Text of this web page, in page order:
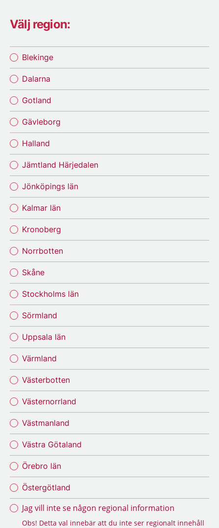
Välj region:
Blekinge
Dalarna
Gotland
Gävleborg
Halland
Jämtland Härjedalen
Jönköpings län
Kalmar län
Kronoberg
Norrbotten
Skåne
Stockholms län
Sörmland
Uppsala län
Värmland
Västerbotten
Västernorrland
Västmanland
Västra Götaland
Örebro län
Östergötland
Jag vill inte se någon regional information
Obs! Detta val innebär att du inte ser regionalt innehåll